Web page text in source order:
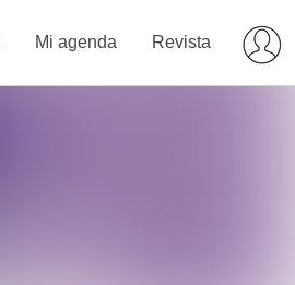
Mi agenda Revista